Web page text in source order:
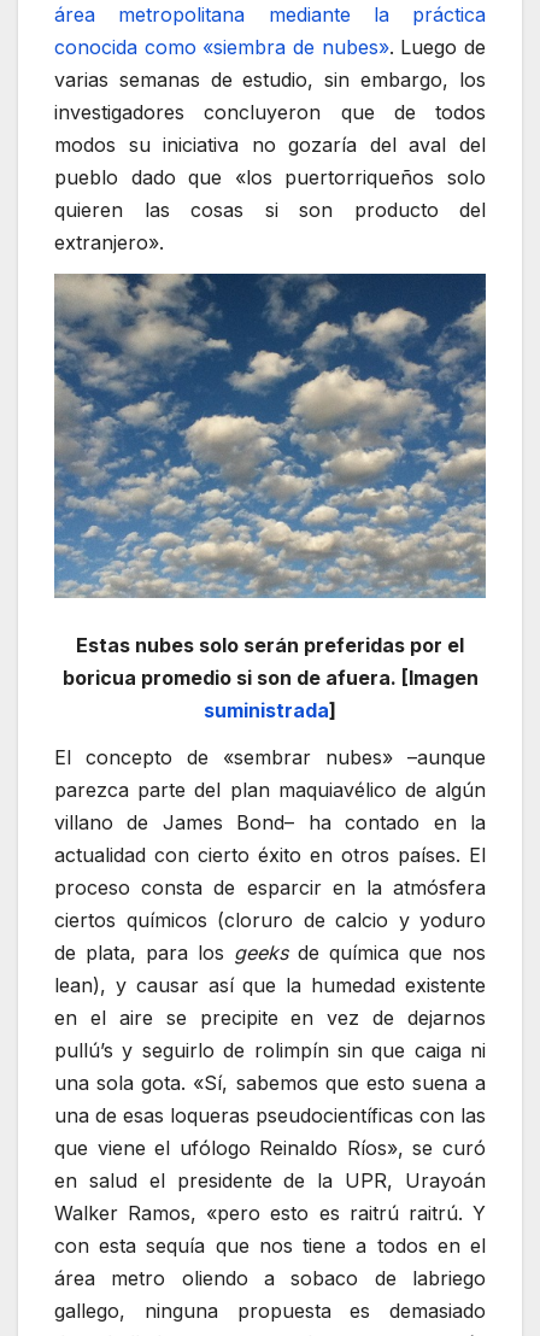
área metropolitana mediante la práctica
conocida como «siembra de nubes». Luego de
varias semanas de estudio, sin embargo, los
investigadores concluyeron que de todos
modos su iniciativa no gozaría del aval del
pueblo dado que «los puertorriqueños solo
quieren las cosas si son producto del
extranjero».
Estas nubes solo serán preferidas por el
boricua promedio si son de afuera. [Imagen
suministrada]
El concepto de «sembrar nubes» –aunque
parezca parte del plan maquiavélico de algún
villano de James Bond– ha contado en la
actualidad con cierto éxito en otros países. El
proceso consta de esparcir en la atmósfera
ciertos químicos (cloruro de calcio y yoduro
de plata, para los geeksde química que nos
lean), y causar así que la humedad existente
en el aire se precipite en vez de dejarnos
pullú’s y seguirlo de rolimpín sin que caiga ni
una sola gota. «Sí, sabemos que esto suena a
una de esas loqueras pseudocientíficas con las
que viene el ufólogo Reinaldo Ríos», se curó
en salud el presidente de la UPR, Urayoán
Walker Ramos, «pero esto es raitrú raitrú. Y
con esta sequía que nos tiene a todos en el
área metro oliendo a sobaco de labriego
gallego, ninguna propuesta es demasiado